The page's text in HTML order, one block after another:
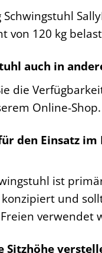
Schwingstuhl
von 120 kg
auch in
die
Online-Shop.
den Einsatz im
ist
und
verwendet
Sitzhöhe